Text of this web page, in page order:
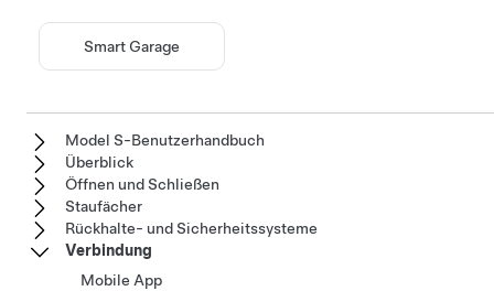
Smart Garage
Model S-Benutzerhandbuch
Überblick
Öffnen und Schließen
Staufächer
Rückhalte- und Sicherheitssysteme
Verbindung
Mobile App